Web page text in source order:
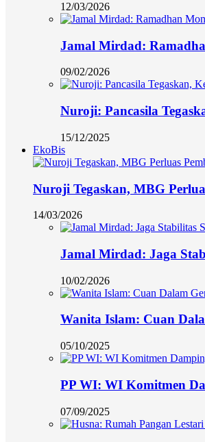
12/03/2026
Jamal Mirdad:
09/02/2026
Nuroji: Pancasila
15/12/2025
EkoBis
Nuroji Tegaskan, MBG
14/03/2026
Jamal Mirdad: Jaga
10/02/2026
Wanita Islam: Cuan
05/10/2025
PP WI: WI Komitmen
07/09/2025